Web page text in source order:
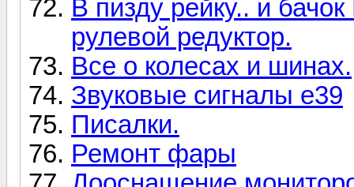
В пизду рейку.. и
рулевой редуктор.
Все о колесах и шинах.
Звуковые сигналы е39
Писалки.
Ремонт фары